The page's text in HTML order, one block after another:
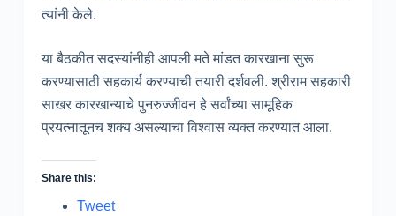
त्यांनी केले.
या बैठकीत सदस्यांनीही आपली मते मांडत कारखाना सुरू
करण्यासाठी सहकार्य करण्याची तयारी दर्शवली. श्रीराम सहकारी
साखर कारखान्याचे पुनरुज्जीवन हे सर्वांच्या सामूहिक
प्रयत्नातूनच शक्य असल्याचा विश्वास व्यक्त करण्यात आला.
Share this:
Tweet